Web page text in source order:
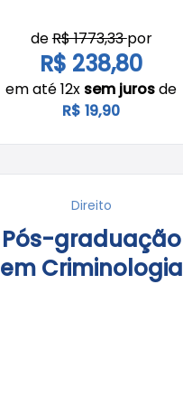
deR$ 1773,33por
R$ 238,80
em até 12x sem jurosde
R$ 19,90
Direito
Pós-graduação
em Criminologia